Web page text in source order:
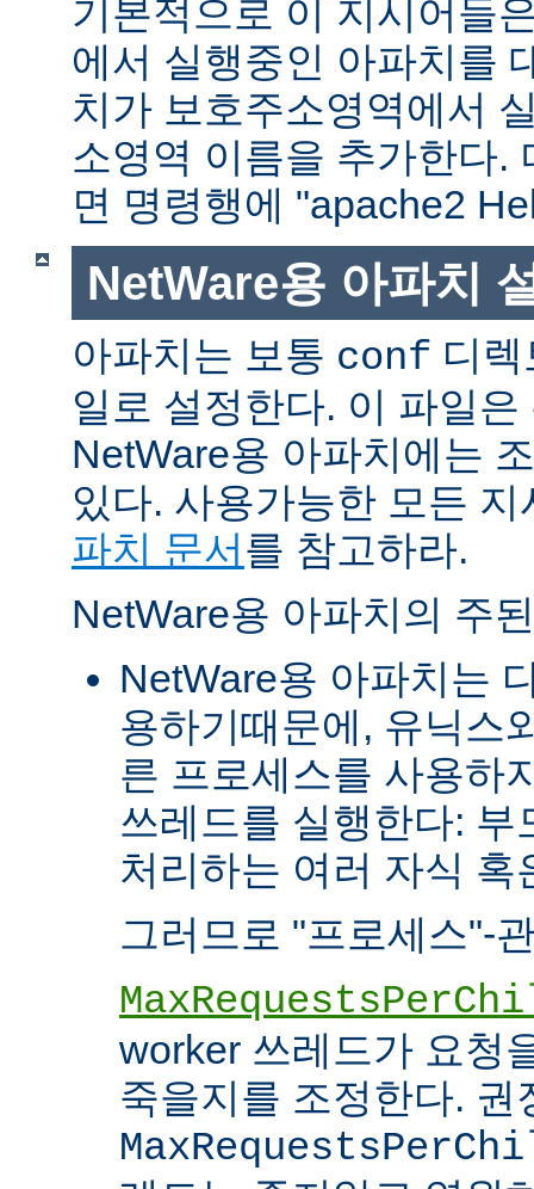
기본적으로 이 지시어들
에서 실행중인 아파치를
치가 보호주소영역에서
소영역 이름을 추가한다.
면 명령행에 "apache2
NetWare용 아파치
아파치는 보통 conf 디
일로 설정한다. 이 파일
NetWare용 아파치에는
있다. 사용가능한 모든
파치 문서를 참고하라.
NetWare용 아파치의 주
NetWare용 아파치는
용하기때문에, 유닉스
른 프로세스를 사용하
쓰레드를 실행한다: 부
처리하는 여러 자식 혹
그러므로 "프로세스"-
worker 쓰레드가 요청
죽을지를 조정한다. 권